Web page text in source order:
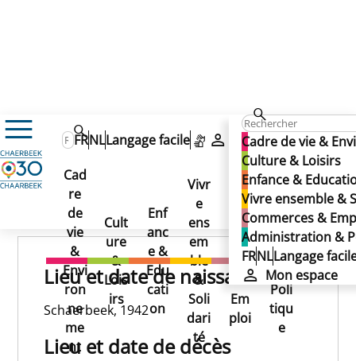
Cadre de vie &
Culture & Loisirs
Enfance &
Vivre ensemble &
Commerces &
Administration &
FRNLLangage
Mon espace
FRNLLangage facile
Mon espace
Cad
re
de
vie
&
Envi
ron
ne
me
nt
Cult
ure
&
Lois
irs
Enf
anc
e &
Edu
cati
on
Vivr
e
ens
em
ble
&
Soli
dari
té
Co
mm
erc
es
&
Em
ploi
Ad
min
istr
atio
n &
Poli
tiqu
e
DE GREEF Roger
DE GREEF Roger
DE GREEF Roger
Publié le 02/06/2025
Lieu et date de naissance
Schaerbeek, 1942
Lieu et date de décès